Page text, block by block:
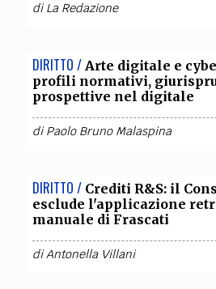
diLa Redazione
DIRITTO / Arte digitale e
profili normativi,
prospettive nel digitale
diPaolo Bruno Malaspina
DIRITTO / Crediti R&S: il
esclude l'applicazione
manuale di Frascati
diAntonella Villani